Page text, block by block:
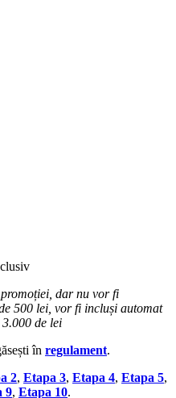
dar nu vor fi
500 lei, vor fi incluși automat
de lei
în regulament.
2, Etapa 3, Etapa 4, Etapa 5,
9, Etapa 10.